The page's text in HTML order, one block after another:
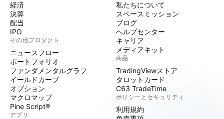
経済
決算
配当
IPO
その他プロダクト
ニュースフロー
ポートフォリオ
ファンダメンタルグラフ
イールドカーブ
オプション
マクロマップ
Pine Script®
アプリ
私たちについて
スペースミッション
ブログ
ヘルプセンター
キャリア
メディアキット
商品
TradingViewストア
タロットカード
C63 TradeTime
ポリシーとセキュリティ
利用規約